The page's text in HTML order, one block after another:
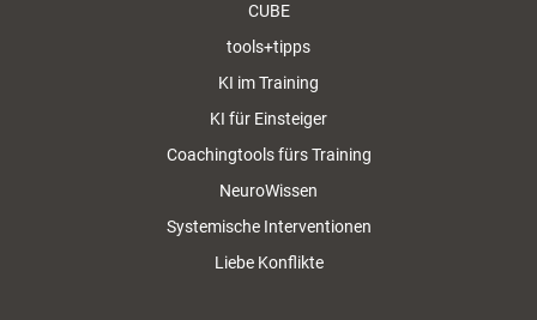
CUBE
tools+tipps
KI im Training
KI für Einsteiger
Coachingtools fürs Training
NeuroWissen
Systemische Interventionen
Liebe Konflikte